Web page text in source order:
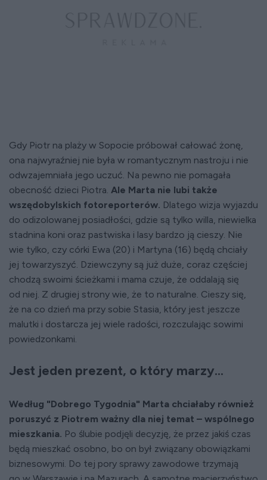
Gdy Piotr na plaży w Sopocie próbował całować żonę,
ona najwyraźniej nie była w romantycznym nastroju i nie
odwzajemniała jego uczuć. Na pewno nie pomagała
obecność dzieci Piotra. Ale Marta nie lubi także
wszędobylskich fotoreporterów. Dlatego wizja wyjazdu
do odizolowanej posiadłości, gdzie są tylko willa, niewielka
stadnina koni oraz pastwiska i lasy bardzo ją cieszy. Nie
wie tylko, czy córki Ewa (20) i Martyna (16) będą chciały
jej towarzyszyć. Dziewczyny są już duże, coraz częściej
chodzą swoimi ścieżkami i mama czuje, że oddalają się
od niej. Z drugiej strony wie, że to naturalne. Cieszy się,
że na co dzień ma przy sobie Stasia, który jest jeszcze
malutki i dostarcza jej wiele radości, rozczulając sowimi
powiedzonkami.
Jest jeden prezent, o który marzy...
Według "Dobrego Tygodnia" Marta chciałaby również
poruszyć z Piotrem ważny dla niej temat – wspólnego
mieszkania. Po ślubie podjęli decyzję, że przez jakiś czas
będą mieszkać osobno, bo on był związany obowiązkami
biznesowymi. Do tej pory sprawy zawodowe trzymają